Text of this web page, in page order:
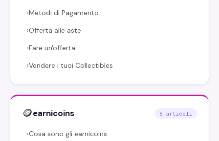
›Metodi di Pagamento
›Offerta alle aste
›Fare un'offerta
›Vendere i tuoi Collectibles
🪙earnicoins 5 articoli
›Cosa sono gli earnicoins